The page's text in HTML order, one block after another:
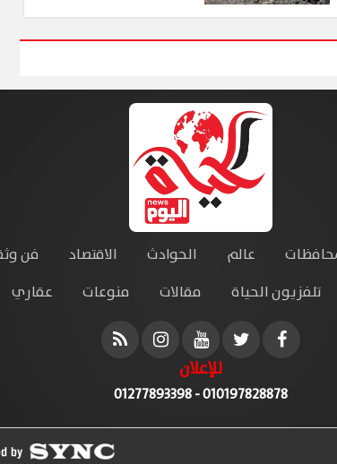
عالم الحوادث الاقتصاد فن
تلفزيون الحياة مقالات منوعات عقاري
للإعلان
010197828878 - 01277893398